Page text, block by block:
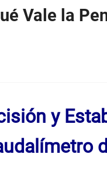
Vale la
y